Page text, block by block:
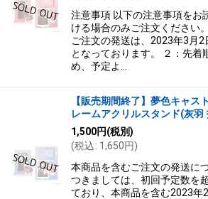
注意事項 以下の注意事項をお
ける場合のみご注文ください
ご注文の発送は、2023年3月
となっております。 ２：先着
め、予定よ…
【販売期間終了】夢色キャス
レームアクリルスタンド(灰羽
1,500円(税別)
(税込: 1,650円)
本商品を含むご注文の発送に
つきましては、初回予定数を
ており、本商品を含む2023年